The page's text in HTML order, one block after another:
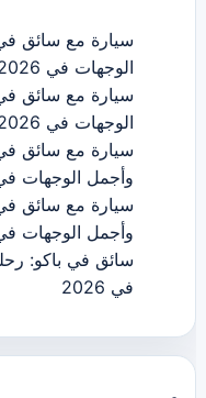
سيارة مع سائق
الوجهات في 2026
سيارة مع سائق في
الوجهات في 2026
سيارة مع سائق في
وأجمل الوجهات في
سيارة مع سائق
وأجمل الوجهات في
سائق في باكو:
في 2026